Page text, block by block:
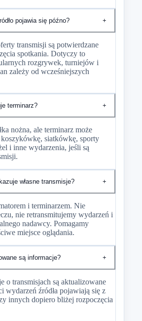
pojawia się późno? +
transmisji są potwierdzane
spotkania. Dotyczy to
rozgrywek, turniejów i
zależy od wcześniejszych
terminarz? +
nożna, ale terminarz może
siatkówkę, sporty
i inne wydarzenia, jeśli są
własne transmisje? +
i terminarzem. Nie
nie retransmitujemy wydarzeń i
nadawcy. Pomagamy
miejsce oglądania.
są informacje? +
o transmisjach są aktualizowane
wydarzeń źródła pojawiają się z
innych dopiero bliżej rozpoczęcia